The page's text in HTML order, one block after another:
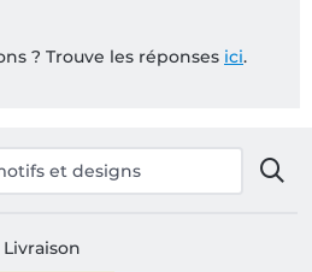
? Trouve les réponses ici.
Livraison